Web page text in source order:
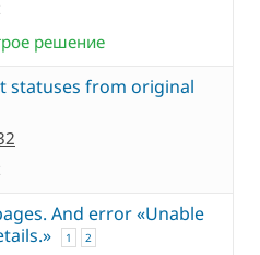
решение
statuses from original
And error «Unable
1 2